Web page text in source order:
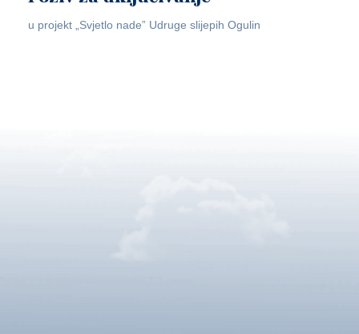
u projekt „Svjetlo nade” Udruge slijepih Ogulin